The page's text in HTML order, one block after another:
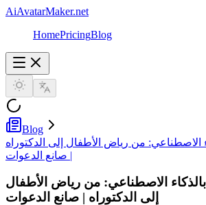
AiAvatarMaker.net
HomePricingBlog
Blog
الاصطناعي: من رياض الأطفال إلى الدكتوراه
| صانع الدعوات
الاصطناعي: من رياض الأطفال
إلى الدكتوراه | صانع الدعوات